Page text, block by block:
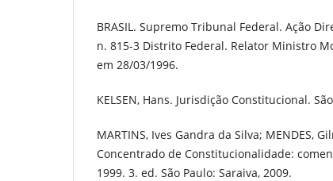
BRASIL. Supremo Tribunal Federal. Ação
n. 815-3 Distrito Federal. Relator Ministro
em 28/03/1996.
KELSEN, Hans. Jurisdição Constitucional.
MARTINS, Ives Gandra da Silva; MENDES,
Concentrado de Constitucionalidade:
1999. 3. ed. São Paulo: Saraiva, 2009.